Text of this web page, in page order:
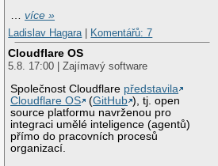
…více »
Ladislav Hagara
Komentářů: 7
Cloudflare OS
5.8. 17:00 | Zajímavý software
Společnost Cloudflare představila
Cloudflare OS
(GitHub ), tj. open
source platformu navrženou pro
integraci umělé inteligence (agentů)
přímo do pracovních procesů
organizací.